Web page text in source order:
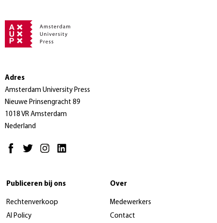
Adres
Amsterdam University Press
Nieuwe Prinsengracht 89
1018 VR Amsterdam
Nederland
Publiceren bij ons
Rechtenverkoop
AI Policy
Over
Medewerkers
Contact